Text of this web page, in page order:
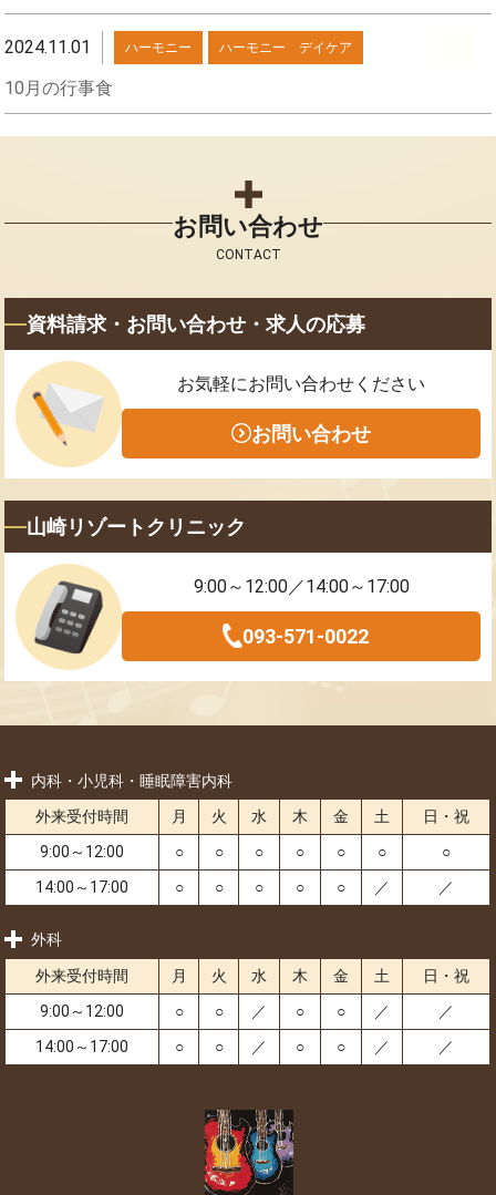
2024.11.01 ハーモニー ハーモニー デイケア
10月の行事食
お問い合わせ
CONTACT
資料請求・お問い合わせ・求人の応募
お気軽にお問い合わせください
お問い合わせ
山崎リゾートクリニック
9:00～12:00／14:00～17:00
093-571-0022
内科・小児科・睡眠障害内科
外来受付時間 月 火 水 木 金 土
日・祝
9:00～12:00
○ ○ ○ ○ ○ ○
○
14:00～17:00
○ ○ ○ ○ ○ ／ ／
外科
外来受付時間 月 火 水 木 金 土
日・祝
9:00～12:00
○ ○ ／ ○ ○ ／
／
14:00～17:00
○ ○ ／ ○ ○ ／ ／